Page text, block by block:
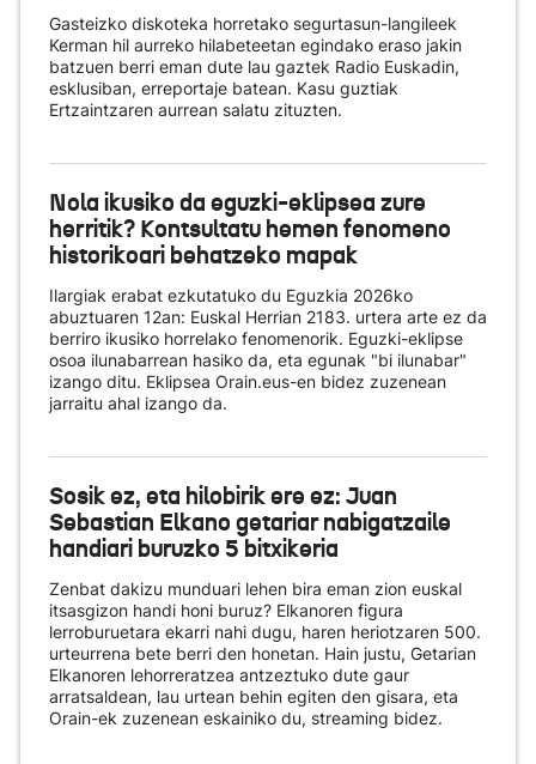
Gasteizko diskoteka horretako segurtasun-langileek
Kerman hil aurreko hilabeteetan egindako eraso jakin
batzuen berri eman dute lau gaztek Radio Euskadin,
esklusiban, erreportaje batean. Kasu guztiak
Ertzaintzaren aurrean salatu zituzten.
Nola ikusiko da eguzki-eklipsea zure
herritik? Kontsultatu hemen fenomeno
historikoari behatzeko mapak
Ilargiak erabat ezkutatuko du Eguzkia 2026ko
abuztuaren 12an: Euskal Herrian 2183. urtera arte ez da
berriro ikusiko horrelako fenomenorik. Eguzki-eklipse
osoa ilunabarrean hasiko da, eta egunak "bi ilunabar"
izango ditu. Eklipsea Orain.eus-en bidez zuzenean
jarraitu ahal izango da.
Sosik ez, eta hilobirik ere ez: Juan
Sebastian Elkano getariar nabigatzaile
handiari buruzko 5 bitxikeria
Zenbat dakizu munduari lehen bira eman zion euskal
itsasgizon handi honi buruz? Elkanoren figura
lerroburuetara ekarri nahi dugu, haren heriotzaren 500.
urteurrena bete berri den honetan. Hain justu, Getarian
Elkanoren lehorreratzea antzeztuko dute gaur
arratsaldean, lau urtean behin egiten den gisara, eta
Orain-ek zuzenean eskainiko du, streaming bidez.